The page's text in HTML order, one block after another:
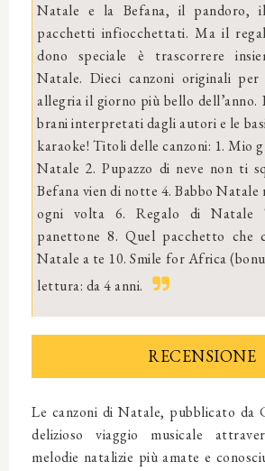
Natale e la Befana, il pandoro,
pacchetti infiocchettati. Ma il
dono speciale è trascorrere
Natale. Dieci canzoni originali
allegria il giorno più bello dell’anno.
brani interpretati dagli autori e le
karaoke! Titoli delle canzoni: 1. Mio
Natale 2. Pupazzo di neve non ti
Befana vien di notte 4. Babbo Natale
ogni volta 6. Regalo di Natale
panettone 8. Quel pacchetto che
Natale a te 10. Smile for Africa
lettura: da 4 anni.
RECENSIONE
Le canzoni di Natale, pubblicato da
delizioso viaggio musicale
melodie natalizie più amate e